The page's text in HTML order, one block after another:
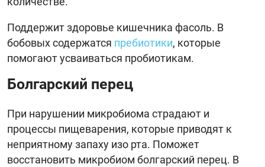
Поддержит здоровье кишечника фасоль. В
бобовых содержатся пребиотики, которые
помогают усваиваться пробиотикам.
Болгарский перец
При нарушении микробиома страдают и
процессы пищеварения, которые приводят к
неприятному запаху изо рта. Поможет
восстановить микробиом болгарский перец. В